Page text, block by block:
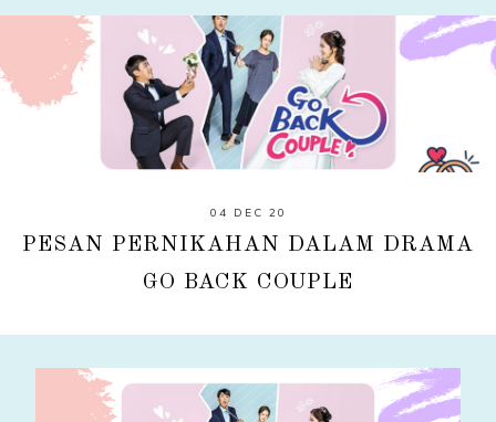
04 DEC 20
PESAN PERNIKAHAN DALAM DRAMA
GO BACK COUPLE